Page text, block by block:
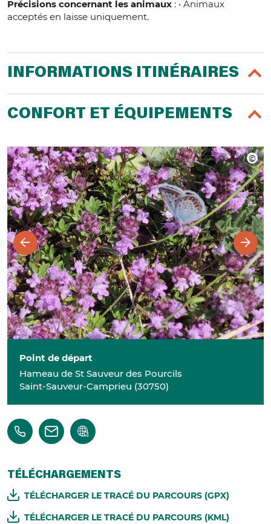
Précisions concernant les animaux : • Animaux
acceptés en laisse uniquement.
INFORMATIONS ITINÉRAIRES
CONFORT ET ÉQUIPEMENTS
Point de départ
Hameau de St Sauveur des Pourcils
Saint-Sauveur-Camprieu (30750)
TÉLÉCHARGEMENTS
TÉLÉCHARGER LE TRACÉ DU PARCOURS (GPX)
TÉLÉCHARGER LE TRACÉ DU PARCOURS (KML)